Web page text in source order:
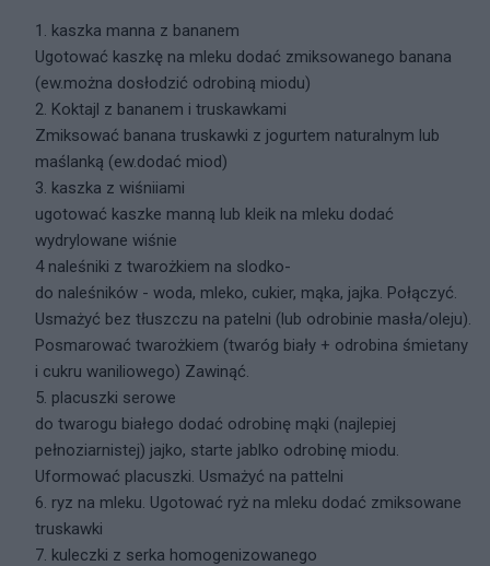
1. kaszka manna z bananem
Ugotować kaszkę na mleku dodać zmiksowanego banana
(ew.można dosłodzić odrobiną miodu)
2. Koktajl z bananem i truskawkami
Zmiksować banana truskawki z jogurtem naturalnym lub
maślanką (ew.dodać miod)
3. kaszka z wiśniiami
ugotować kaszke manną lub kleik na mleku dodać
wydrylowane wiśnie
4 naleśniki z twarożkiem na slodko-
do naleśników - woda, mleko, cukier, mąka, jajka. Połączyć.
Usmażyć bez tłuszczu na patelni (lub odrobinie masła/oleju).
Posmarować twarożkiem (twaróg biały + odrobina śmietany
i cukru waniliowego) Zawinąć.
5. placuszki serowe
do twarogu białego dodać odrobinę mąki (najlepiej
pełnoziarnistej) jajko, starte jablko odrobinę miodu.
Uformować placuszki. Usmażyć na pattelni
6. ryz na mleku. Ugotować ryż na mleku dodać zmiksowane
truskawki
7. kuleczki z serka homogenizowanego